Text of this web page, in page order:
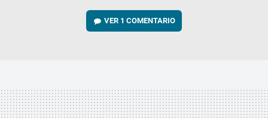
VER 1 COMENTARIO